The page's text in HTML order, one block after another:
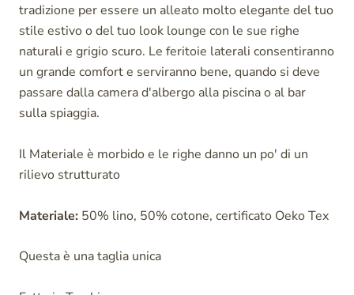
tradizione per essere un alleato molto elegante del tuo
stile estivo o del tuo look lounge con le sue righe
naturali e grigio scuro. Le feritoie laterali consentiranno
un grande comfort e serviranno bene, quando si deve
passare dalla camera d'albergo alla piscina o al bar
sulla spiaggia.
Il Materiale è morbido e le righe danno un po' di un
rilievo strutturato
Materiale: 50% lino, 50% cotone, certificato Oeko Tex
Questa è una taglia unica